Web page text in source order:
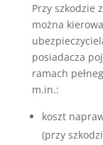
Przy szkodzie
można
posiadacza
ramach
m.in.:
koszt
(przy